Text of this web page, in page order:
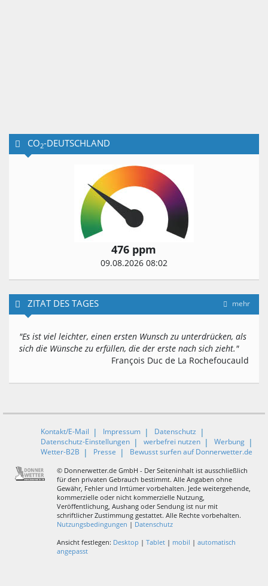
CO2-DEUTSCHLAND
476 ppm
09.08.2026 08:02
mehr
ZITAT DES TAGES
"Es ist viel leichter, einen ersten Wunsch zu unterdrücken, als
sich die Wünsche zu erfüllen, die der erste nach sich zieht."
François Duc de La Rochefoucauld
Kontakt/E-Mail Impressum
Datenschutz
Datenschutz-Einstellungen
werbefrei nutzen
Werbung
Wetter-B2B
Presse Bewusst surfen auf Donnerwetter.de
© Donnerwetter.de GmbH - Der Seiteninhalt ist ausschließlich
für den privaten Gebrauch bestimmt. Alle Angaben ohne
Gewähr, Fehler und Irrtümer vorbehalten. Jede weitergehende,
kommerzielle oder nicht kommerzielle Nutzung,
Veröffentlichung, Aushang oder Sendung ist nur mit
schriftlicher Zustimmung gestattet. Alle Rechte vorbehalten.
Nutzungsbedingungen | Datenschutz
Ansicht festlegen: Desktop | Tablet| mobil | automatisch
angepasst